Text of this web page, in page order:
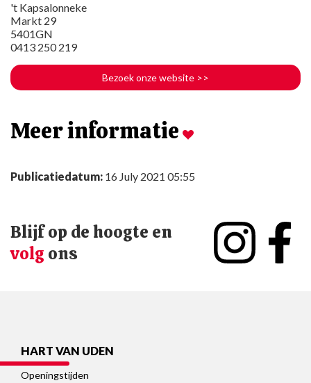
't Kapsalonneke
Markt 29
5401GN
0413 250 219
Bezoek onze website >>
Meer informatie
Publicatiedatum: 16 July 2021 05:55
Blijf op de hoogte en
volg ons
HART VAN UDEN
Openingstijden